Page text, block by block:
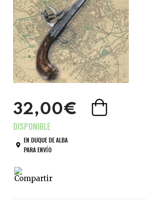
32,00€
EN DUQUE DE ALBA
PARA ENVÍO